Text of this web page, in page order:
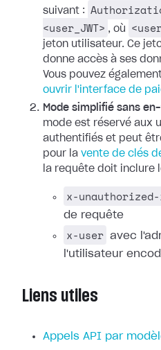
suivant :
<user_JWT> , où
jeton utilisateur. Ce
donne accès à ses
Vous pouvez
ouvrir l'interface de
Mode simplifié sans
mode est réservé aux
authentifiés et peut
pour la vente de clés
la requête doit inclure
x-
de requête
x-user avec
l'utilisateur
Liens utiles
Appels API par